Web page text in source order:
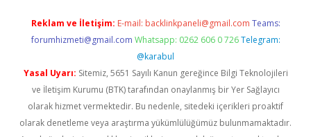
Reklam ve İletişim: E-mail: backlinkpaneli@gmail.com Teams:
forumhizmeti@gmail.com Whatsapp: 0262 606 0 726 Telegram:
@karabul
Yasal Uyarı: Sitemiz, 5651 Sayılı Kanun gereğince Bilgi Teknolojileri
ve İletişim Kurumu (BTK) tarafından onaylanmış bir Yer Sağlayıcı
olarak hizmet vermektedir. Bu nedenle, sitedeki içerikleri proaktif
olarak denetleme veya araştırma yükümlülüğümüz bulunmamaktadır.